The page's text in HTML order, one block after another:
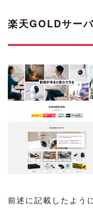
楽天GOLDサー
前述に記載したよう